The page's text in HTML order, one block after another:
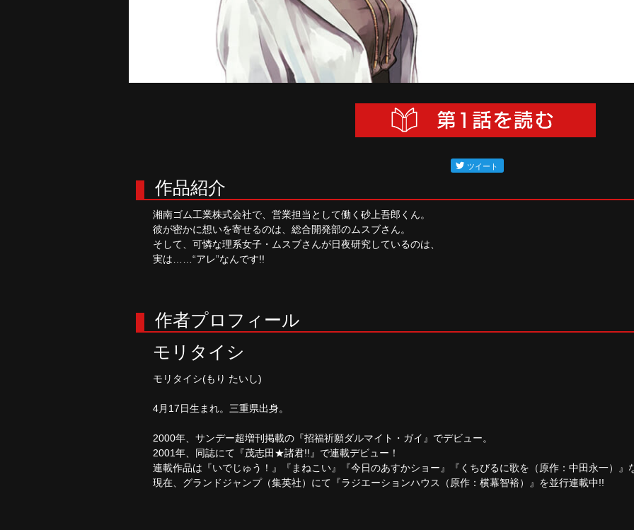
作品紹介
湘南ゴム工業株式会社で、営業担当として働く砂上吾郎くん。
彼が密かに想いを寄せるのは、総合開発部のムスブさん。
そして、可憐な理系女子・ムスブさんが日夜研究しているのは、
実は……“アレ”なんです!!
作者プロフィール
モリタイシ
モリタイシ(もり たいし)
4月17日生まれ。三重県出身。
2000年、サンデー超増刊掲載の『招福祈願ダルマイト・ガイ』でデビュー。
2001年、同誌にて『茂志田★諸君!!』で連載デビュー！
連載作品は『いでじゅう！』『まねこい』『今日のあすかショー』『くちびるに歌を（原作：中田永一）』
現在、グランドジャンプ（集英社）にて『ラジエーションハウス（原作：横幕智裕）』を並行連載中!!